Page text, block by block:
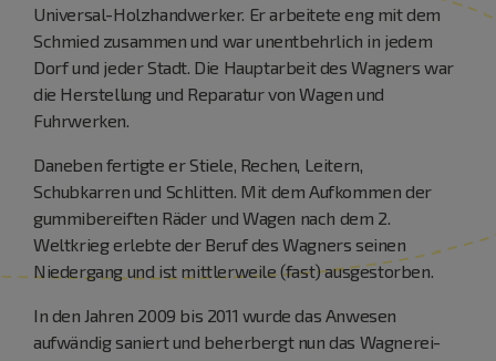
Universal-Holzhandwerker. Er arbeitete eng mit dem
Schmied zusammen und war unentbehrlich in jedem
Dorf und jeder Stadt. Die Hauptarbeit des Wagners war
die Herstellung und Reparatur von Wagen und
Fuhrwerken.
Daneben fertigte er Stiele, Rechen, Leitern,
Schubkarren und Schlitten. Mit dem Aufkommen der
gummibereiften Räder und Wagen nach dem 2.
Weltkrieg erlebte der Beruf des Wagners seinen
Niedergang und ist mittlerweile (fast) ausgestorben.
In den Jahren 2009 bis 2011 wurde das Anwesen
aufwändig saniert und beherbergt nun das Wagnerei-